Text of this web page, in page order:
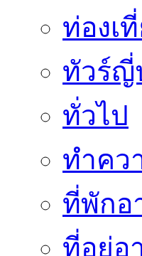
ท่องเ
ทัวร์ญี่
ทั่วไป
ทำคว
ที่พักอ
ที่อยู่อ